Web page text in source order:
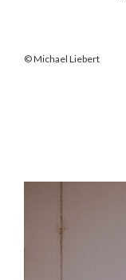
© Michael Liebert